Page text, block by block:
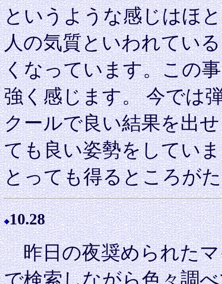
というような感じはほ
人の気質といわれてい
くなっています。この
強く感じます。 今では
クールで良い結果を出
ても良い姿勢をしてい
とっても得るところが
10.28
昨日の夜奨められたマ
で検索しながら色々調